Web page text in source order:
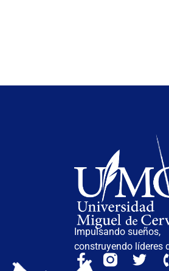
Impulsando sueños,
construyendo líderes